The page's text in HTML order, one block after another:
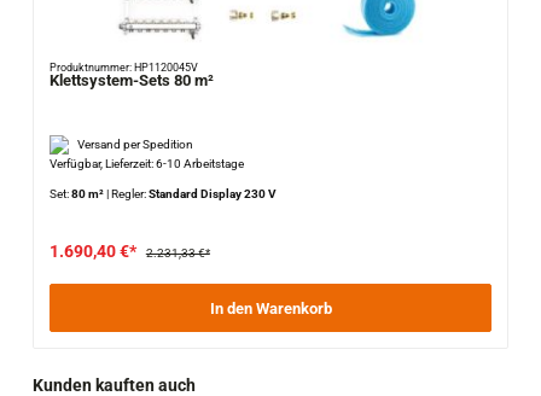
Produktnummer: HP1120045V
Klettsystem-Sets 80 m²
Versand per Spedition
Verfügbar, Lieferzeit: 6-10 Arbeitstage
Set:80 m²|Regler:Standard Display 230 V
1.690,40 €* 2.231,33 €*
In den Warenkorb
Produktgalerie überspringen
Kunden kauften auch